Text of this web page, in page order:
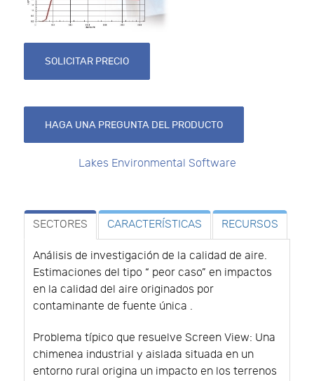
SOLICITAR PRECIO
HAGA UNA PREGUNTA DEL PRODUCTO
Lakes Environmental Software
SECTORES CARACTERÍSTICAS RECURSOS
Análisis de investigación de la calidad de aire.
Estimaciones del tipo “ peor caso” en impactos
en la calidad del aire originados por
contaminante de fuente única .
Problema típico que resuelve Screen View: Una
chimenea industrial y aislada situada en un
entorno rural origina un impacto en los terrenos